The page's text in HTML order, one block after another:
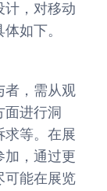
计，对移动
如下。
者，需从观
面进行洞
求等。在展
加，通过更
可能在展览